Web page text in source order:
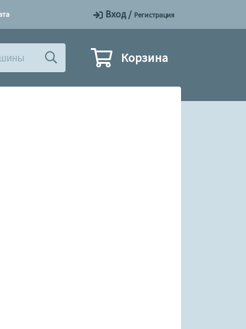
Вход / Регистрация
Корзина